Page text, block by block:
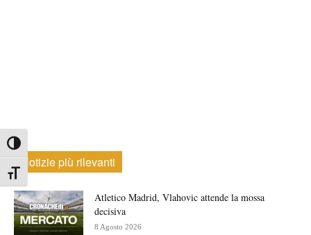
Attiva/disattiva alto contrasto
Attiva/disattiva dimensione testo
Notizie più rilevanti
Atletico Madrid, Vlahovic attende la mossa
decisiva
8 Agosto 2026